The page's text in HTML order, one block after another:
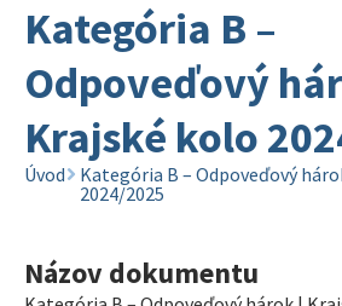
Kategória B –
Odpoveďový
Krajské kolo
Úvod
Kategória B – Odpoveďový
2024/2025
Názov dokumentu